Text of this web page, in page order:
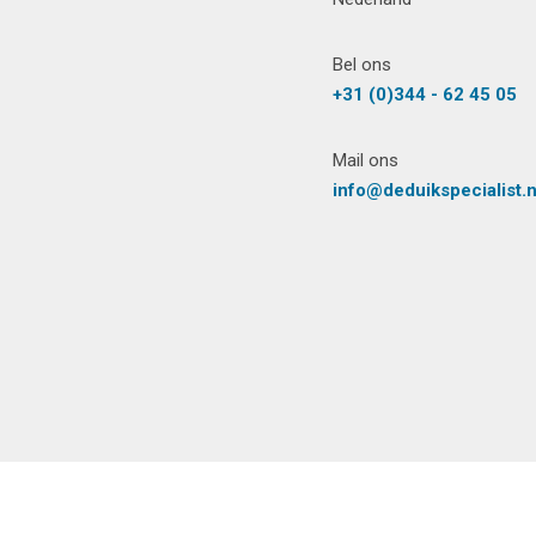
Bel ons
+31 (0)344 - 62 45 05
Mail ons